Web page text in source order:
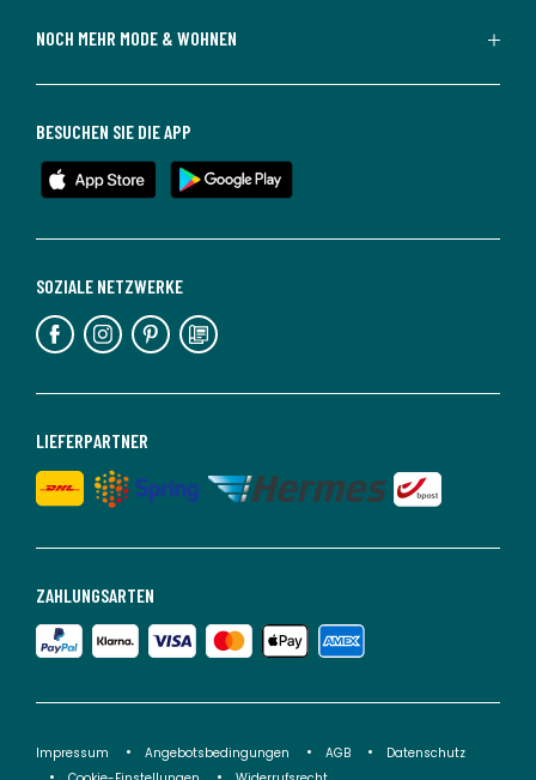
NOCH MEHR MODE & WOHNEN
ZAHLUNGSARTEN
LIEFERPARTNER
SOZIALE NETZWERKE
BESUCHEN SIE DIE APP
Impressum Angebotsbedingungen AGB
Datenschutz